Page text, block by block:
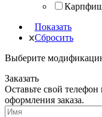
Показать
Сбросить
Выберите
Заказать
Оставьте свой
оформления заказа.